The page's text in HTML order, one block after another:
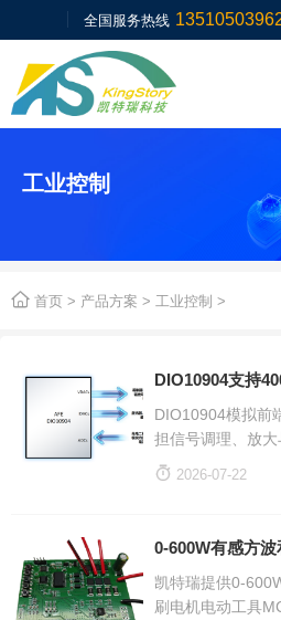
全国服务热线
工业控制
 首页 > 产品方案 > 工业控制 >
DIO10904模拟前
担信号调理、放
片，直接影响链
输中，AFE芯片
确保整个光模块
片DIO10904，凭
400mA大电流输
 2026-07-22
凯特瑞提供0-
刷电机电动工具